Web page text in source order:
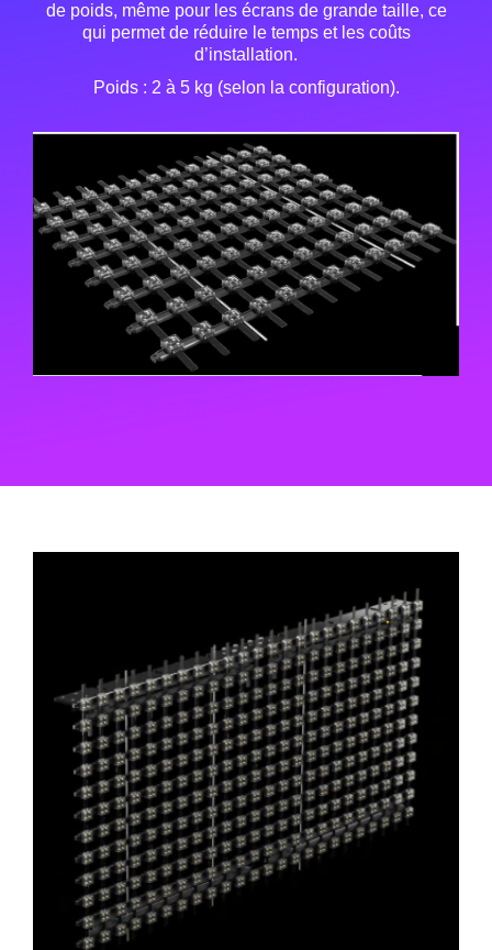
de poids, même pour les écrans de grande taille, ce
qui permet de réduire le temps et les coûts
d’installation.
Poids : 2 à 5 kg (selon la configuration).